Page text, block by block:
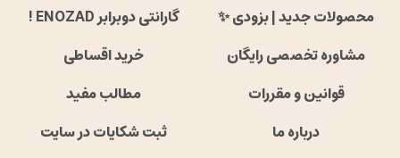
محصولات جدید | بزودی ✨
گارانتی دوبرابر ENOZAD !
مشاوره تخصصی رایگان
خرید اقساطی
قوانین و مقررات
مطالب مفید
درباره ما
ثبت شکایات در سایت